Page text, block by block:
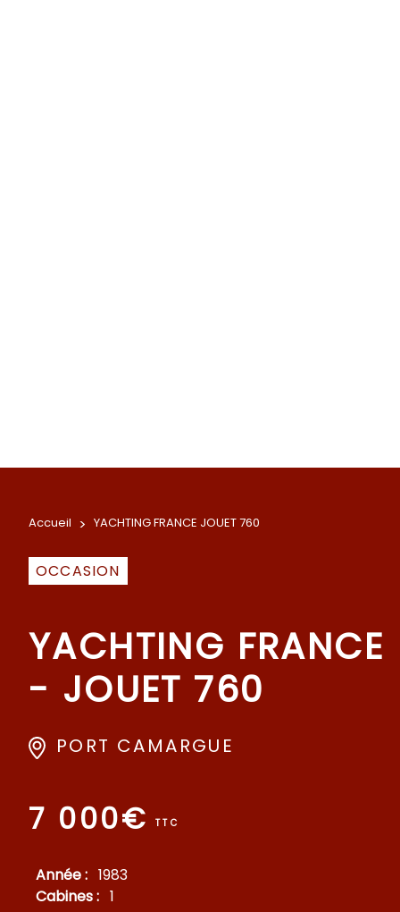
Accueil > YACHTING FRANCE JOUET 760
OCCASION
YACHTING FRANCE
- JOUET 760
PORT CAMARGUE
7 000€ TTC
Année : 1983
Cabines : 1